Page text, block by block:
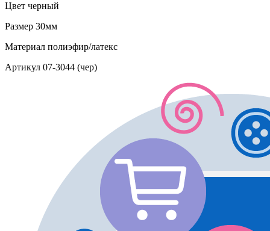
Цвет черный
Размер 30мм
Материал полиэфир/латекс
Артикул 07-3044 (чер)